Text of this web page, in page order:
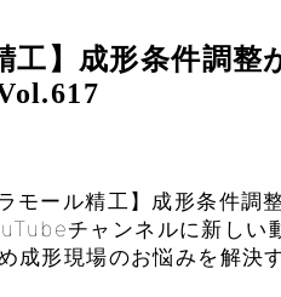
工】成形条件調整
モール精工】成形条件調
チャンネルに新しい
成形現場のお悩みを解決